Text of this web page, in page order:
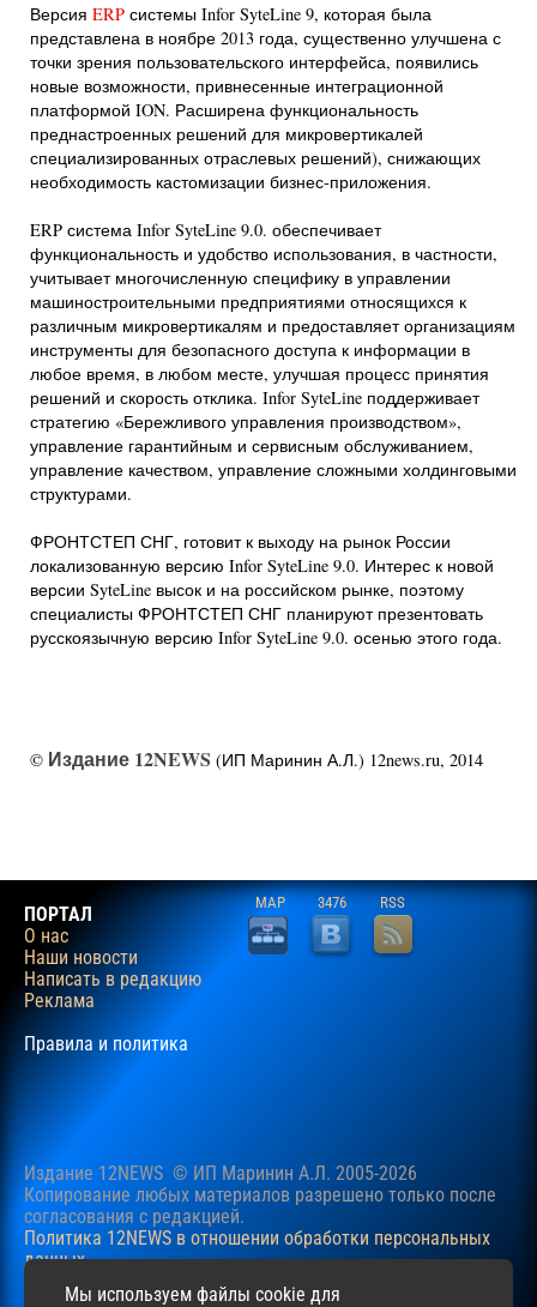
Версия ERP системы Infor SyteLine 9, которая была
представлена в ноябре 2013 года, существенно улучшена с
точки зрения пользовательского интерфейса, появились
новые возможности, привнесенные интеграционной
платформой ION. Расширена функциональность
преднастроенных решений для микровертикалей
специализированных отраслевых решений), снижающих
необходимость кастомизации бизнес-приложения.
ERP система Infor SyteLine 9.0. обеспечивает
функциональность и удобство использования, в частности,
учитывает многочисленную специфику в управлении
машиностроительными предприятиями относящихся к
различным микровертикалям и предоставляет организациям
инструменты для безопасного доступа к информации в
любое время, в любом месте, улучшая процесс принятия
решений и скорость отклика. Infor SyteLine поддерживает
стратегию «Бережливого управления производством»,
управление гарантийным и сервисным обслуживанием,
управление качеством, управление сложными холдинговыми
структурами.
ФРОНТСТЕП СНГ, готовит к выходу на рынок России
локализованную версию Infor SyteLine 9.0. Интерес к новой
версии SyteLine высок и на российском рынке, поэтому
специалисты ФРОНТСТЕП СНГ планируют презентовать
русскоязычную версию Infor SyteLine 9.0. осенью этого года.
© Издание 12NEWS (ИП Маринин А.Л.) 12news.ru, 2014
ПОРТАЛ
О нас
Наши новости
Написать в редакцию
Реклама
Правила и политика
MAP 3476 RSS
Издание 12NEWS © ИП Маринин А.Л. 2005-2026
Копирование любых материалов разрешено только после
согласования c редакцией.
Политика 12NEWS в отношении обработки персональных
данных
Наш сайт использует файлы cookie для учучшения
Мы используем файлы cookie для